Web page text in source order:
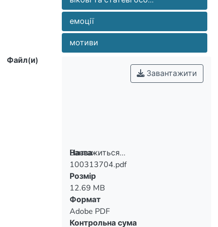
дополняют психологическими
схемами управления их развитием на
ранних этапах онтогенеза.
емоції
мотиви
Файл(и)
Вантажиться...
Вантажиться...
Завантажити
Назва
100313704.pdf
Розмір
12.69 MB
Формат
Adobe PDF
Контрольна сума